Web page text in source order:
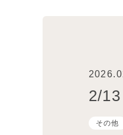
2/
その他